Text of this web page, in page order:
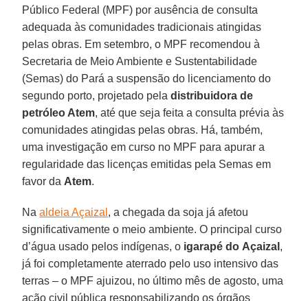
Público Federal (MPF) por ausência de consulta
adequada às comunidades tradicionais atingidas
pelas obras. Em setembro, o MPF recomendou à
Secretaria de Meio Ambiente e Sustentabilidade
(Semas) do Pará a suspensão do licenciamento do
segundo porto, projetado peladistribuidora de
petróleo Atem, até que seja feita a consulta prévia às
comunidades atingidas pelas obras. Há, também,
uma investigação em curso no MPF para apurar a
regularidade das licenças emitidas pela Semas em
favor daAtem.
Naaldeia Açaizal , a chegada da soja já afetou
significativamente o meio ambiente. O principal curso
d’água usado pelos indígenas, o igarapé do Açaizal ,
já foi completamente aterrado pelo uso intensivo das
terras – o MPF ajuizou, no último mês de agosto, uma
ação civil pública responsabilizando os órgãos